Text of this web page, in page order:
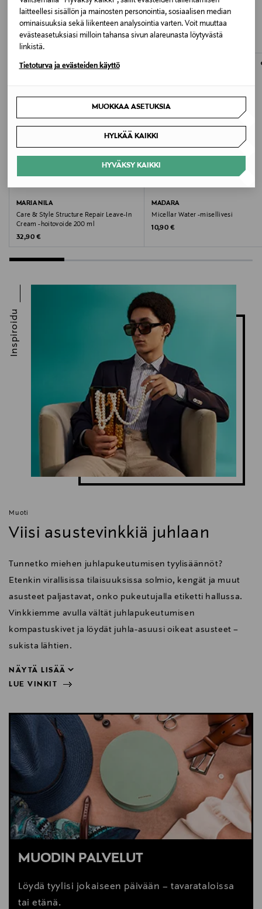
laitteellesi sisällön ja mainosten personointia, sosiaalisen median
ominaisuuksia sekä liikenteen analysointia varten. Voit muuttaa
evästeasetuksiasi milloin tahansa sivun alareunasta löytyvästä
linkistä.
Tietoturva ja evästeiden käyttö
MUOKKAA ASETUKSIA
HYLKÄÄ KAIKKI
HYVÄKSY KAIKKI
Pesulämpötila
30 °C
Väri
Valmistajan tuotenumero
ELMER_COA
Valmistaja
Stockmann, Lindex Group Oyj, Aleksanterinkatu 52 B,
PL 220, 00101, Helsinki, Finland
www.stockmann.com/asiakaspalvelu
Avainsanat
construe käsineet, merinovilla, miesten sormikkaat,
miesten käsineet, villakäsineet,villasormikkaat,
villaiset käsineet
LISÄÄ KIINNOSTAVIA
TUOTTEITA
MARIA NILA
Care & Style Structure Repair Leave-In
Cream -hoitovoide 200 ml
Original Price
32,90 €
MADARA
Micellar Water -misellivesi
Original Price
10,90 €
Muoti
Viisi asustevinkkiä juhlaan
Tunnetko miehen juhlapukeutumisen tyylisäännöt?
Etenkin virallisissa tilaisuuksissa solmio, kengät ja muut
asusteet paljastavat, onko pukeutujalla etiketti hallussa.
Vinkkiemme avulla vältät juhlapukeutumisen
kompastuskivet ja löydät juhla-asuusi oikeat asusteet –
sukista lähtien.
NÄYTÄ LISÄÄ
LUE VINKIT
Inspiroidu
NÄYTÄ VÄHEMMÄN
LUE VINKIT
MUODIN PALVELUT
Löydä tyylisi jokaiseen päivään – tavarataloissa
tai etänä.